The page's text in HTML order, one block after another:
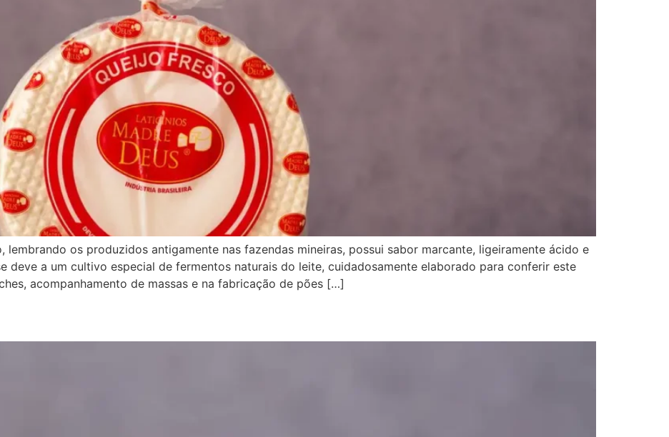
lembrando os produzidos antigamente nas fazendas mineiras, possui sabor marcante, ligeiramente ácido e
deve a um cultivo especial de fermentos naturais do leite, cuidadosamente elaborado para conferir este
acompanhamento de massas e na fabricação de pões […]